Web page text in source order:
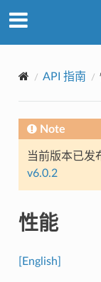
API 指南
Note
当前版本已发
v6.0.2
性能
[English]